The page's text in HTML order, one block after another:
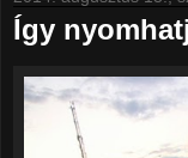
Így